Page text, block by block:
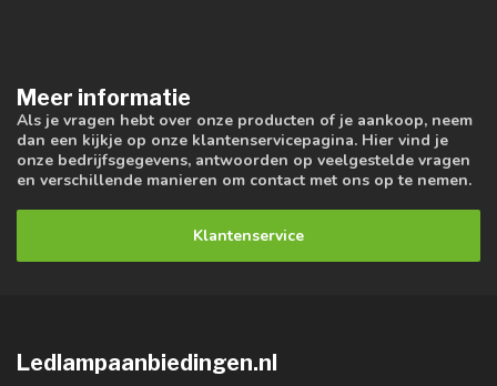
Meer informatie
Als je vragen hebt over onze producten of je aankoop, neem
dan een kijkje op onze klantenservicepagina. Hier vind je
onze bedrijfsgegevens, antwoorden op veelgestelde vragen
en verschillende manieren om contact met ons op te nemen.
Klantenservice
Ledlampaanbiedingen.nl